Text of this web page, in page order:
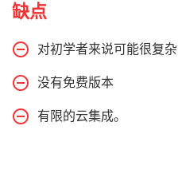
缺点
对初学者来说可能很复杂
没有免费版本
有限的云集成。